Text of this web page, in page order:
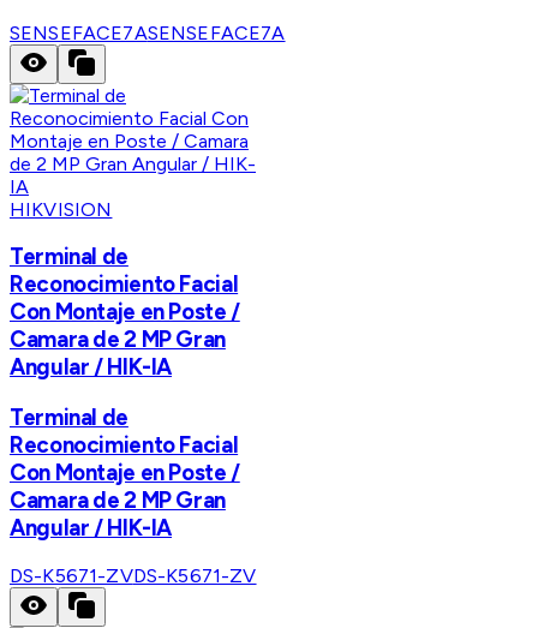
SENSEFACE7ASENSEFACE7A
HIKVISION
Terminal de
Reconocimiento Facial
Con Montaje en Poste /
Camara de 2 MP Gran
Angular / HIK-IA
Terminal de
Reconocimiento Facial
Con Montaje en Poste /
Camara de 2 MP Gran
Angular / HIK-IA
DS-K5671-ZVDS-K5671-ZV